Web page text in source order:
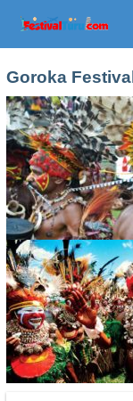
Goroka